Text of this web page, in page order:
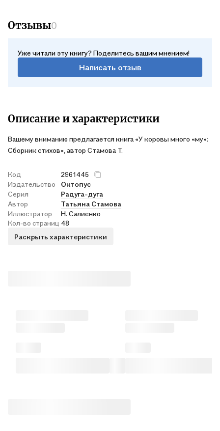
Отзывы0
Уже читали эту книгу? Поделитесь вашим мнением!
Написать отзыв
Описание и характеристики
Вашему вниманию предлагается книга «У коровы много «му»:
Сборник стихов», автор Стамова Т.
Код
2961445
Издательство
Октопус
Серия
Радуга-дуга
Автор
Татьяна Стамова
Иллюстратор
Н. Салиенко
Кол-во страниц 48
Раскрыть характеристики